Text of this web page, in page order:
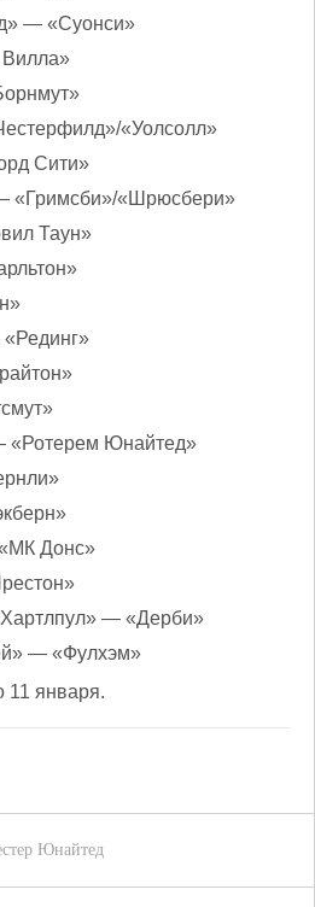
— «Суонси»
«Уолсолл»
Сити»
«Гримсби»/«Шрюсбери»
Таун»
Юнайтед»
Донс»
— «Дерби»
— «Фулхэм»
11 января.
Юнайтед